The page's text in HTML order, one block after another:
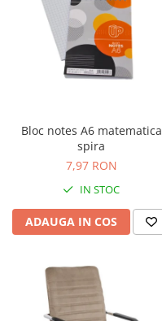
Bloc notes A6 matematica
spira
7,97 RON
IN STOC
ADAUGA IN COS